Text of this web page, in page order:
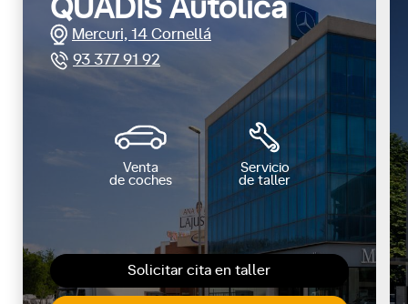
Solicitar cita en taller
QUADIS Autolica
Mercuri, 14 Cornellá
93 377 91 92
Venta
de coches
Servicio
de taller